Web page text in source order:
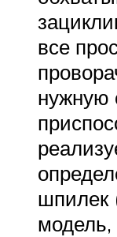
все
нужную
шпилек
модель,